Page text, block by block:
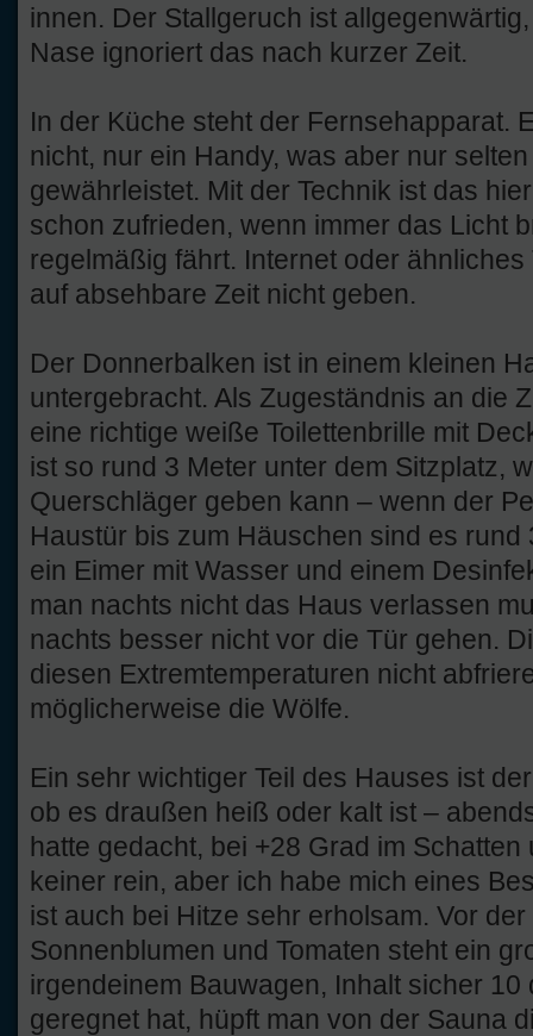
innen. Der Stallgeruch ist
Nase ignoriert das nach kurzer Zeit.
In der Küche steht der Fernsehapparat.
nicht, nur ein Handy, was aber nur
gewährleistet. Mit der Technik ist das
schon zufrieden, wenn immer das Licht
regelmäßig fährt. Internet oder
auf absehbare Zeit nicht geben.
Der Donnerbalken ist in einem kleinen
untergebracht. Als Zugeständnis an die
eine richtige weiße Toilettenbrille mit
ist so rund 3 Meter unter dem Sitzplatz,
Querschläger geben kann – wenn der
Haustür bis zum Häuschen sind es rund
ein Eimer mit Wasser und einem
man nachts nicht das Haus verlassen
nachts besser nicht vor die Tür gehen.
diesen Extremtemperaturen nicht
möglicherweise die Wölfe.
Ein sehr wichtiger Teil des Hauses ist
ob es draußen heiß oder kalt ist –
hatte gedacht, bei +28 Grad im
keiner rein, aber ich habe mich eines
ist auch bei Hitze sehr erholsam. Vor
Sonnenblumen und Tomaten steht ein
irgendeinem Bauwagen, Inhalt sicher
geregnet hat, hüpft man von der Sauna